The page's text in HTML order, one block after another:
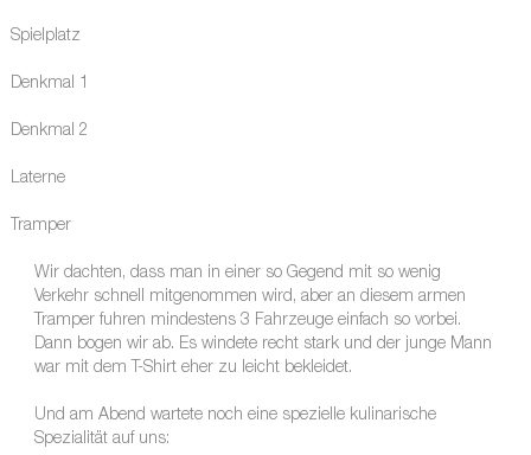
Spielplatz
Denkmal 1
Denkmal 2
Laterne
Tramper
Wir dachten, dass man in einer so Gegend mit so wenig
Verkehr schnell mitgenommen wird, aber an diesem armen
Tramper fuhren mindestens 3 Fahrzeuge einfach so vorbei.
Dann bogen wir ab. Es windete recht stark und der junge Mann
war mit dem T-Shirt eher zu leicht bekleidet.
Und am Abend wartete noch eine spezielle kulinarische
Spezialität auf uns: